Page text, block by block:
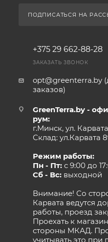
ПОДПИСАТЬСЯ НА
+375 29 662-88-28
ЗАКАЗАТЬ ЗВОНОК
opt@greenterra.by
заказов)
GreenTerra.by -
рум:
г.Минск, ул.
Склад: ул.Карвата
Режим работы:
Пн - Пт:с 9:00 до
Сб - Вс:выходной
Внимание! Со
Карвата ведутся
работы, проезд
Проехать к
стороны МКАД.
учитывать это при